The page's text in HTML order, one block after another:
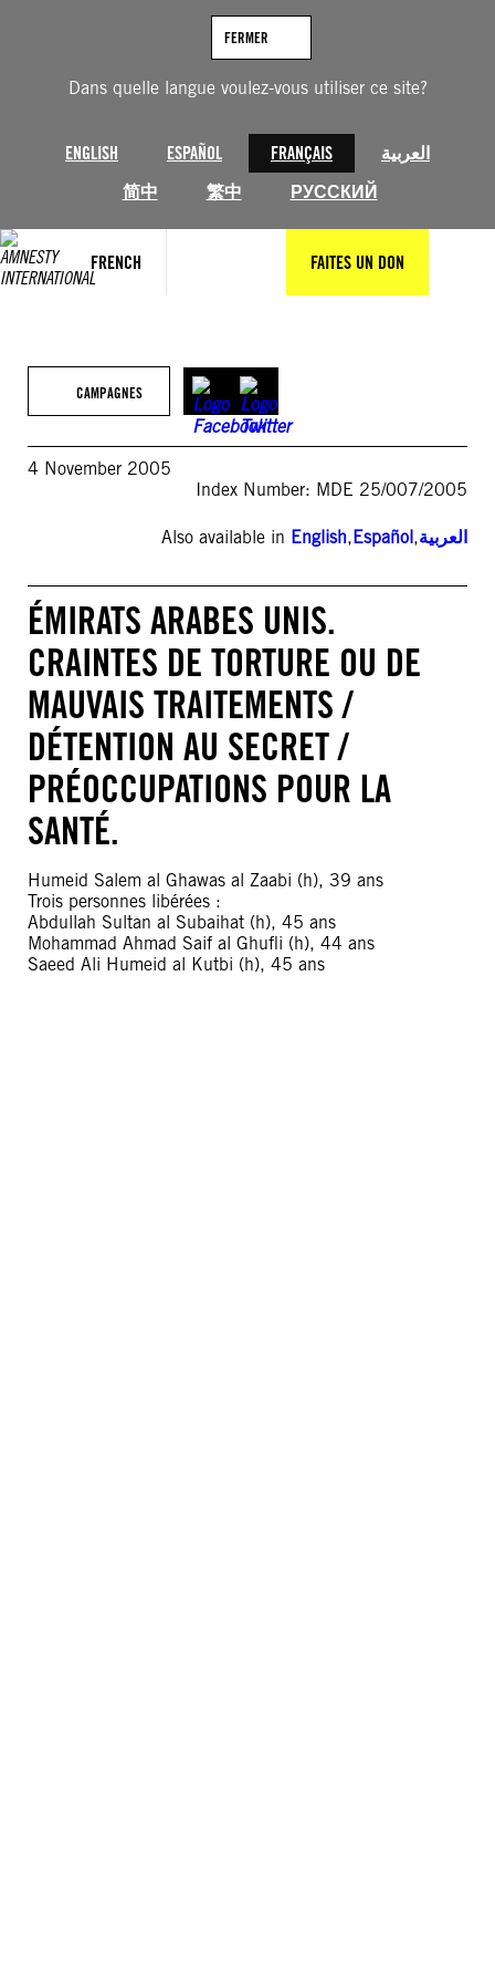
Dans quelle langue voulez-vous utiliser ce site?
ENGLISH ESPAÑOL FRANÇAIS
العربية
简中
繁中 РУССКИЙ
FERMER
FRENCH FAITES UN DON
CAMPAGNES
4 November 2005
Index Number: MDE 25/007/2005
Also available in English,Español,العربية
ÉMIRATS ARABES UNIS.
CRAINTES DE TORTURE OU DE
MAUVAIS TRAITEMENTS /
DÉTENTION AU SECRET /
PRÉOCCUPATIONS POUR LA
SANTÉ.
Humeid Salem al Ghawas al Zaabi (h), 39 ans
Trois personnes libérées :
Abdullah Sultan al Subaihat (h), 45 ans
Mohammad Ahmad Saif al Ghufli (h), 44 ans
Saeed Ali Humeid al Kutbi (h), 45 ans